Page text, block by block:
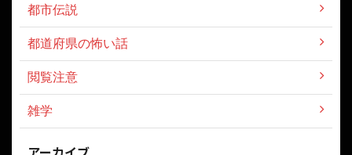
都市伝説
都道府県の怖い話
閲覧注意
雑学